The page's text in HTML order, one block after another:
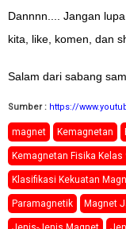
Dannnn.... Jangan
kita, like, komen, dan
Salam dari sabang
Sumber : https://
magnet Kemagnetan
Kemagnetan Fisika Kelas
Klasifikasi Kekuatan
Paramagnetik Magnet